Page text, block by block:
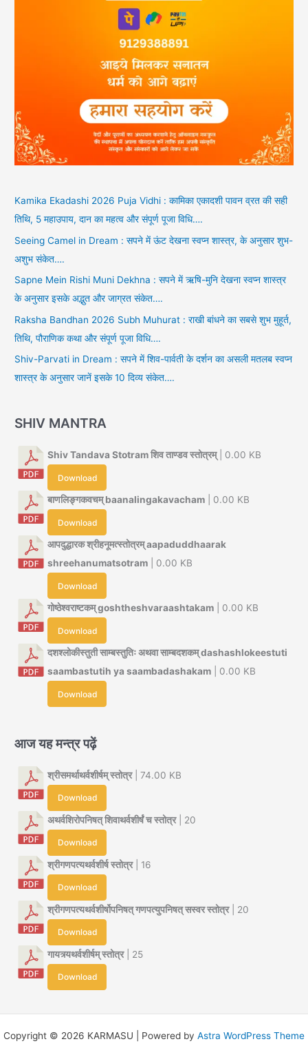
Kamika Ekadashi 2026 Puja Vidhi : कामिका एकादशी पावन व्रत की सही
तिथि, 5 महाउपाय, दान का महत्व और संपूर्ण पूजा विधि….
Seeing Camel in Dream : सपने में ऊंट देखना स्वप्न शास्त्र, के अनुसार शुभ-
अशुभ संकेत….
Sapne Mein Rishi Muni Dekhna : सपने में ऋषि-मुनि देखना स्वप्न शास्त्र
के अनुसार इसके अद्भुत और जाग्रत संकेत….
Raksha Bandhan 2026 Subh Muhurat : राखी बांधने का सबसे शुभ मुहूर्त,
तिथि, पौराणिक कथा और संपूर्ण पूजा विधि….
Shiv-Parvati in Dream : सपने में शिव-पार्वती के दर्शन का असली मतलब स्वप्न
शास्त्र के अनुसार जानें इसके 10 दिव्य संकेत….
SHIV MANTRA
Shiv Tandava Stotram शिव ताण्डव स्तोत्रम्| 0.00 KB
Download
बाणलिङ्गकवचम् baanalingakavacham | 0.00 KB
Download
आपदुद्धारक श्रीहनूमत्स्तोत्रम् aapaduddhaarak
shreehanumatsotram | 0.00 KB
Download
गोष्ठेश्वराष्टकम् goshtheshvaraashtakam | 0.00 KB
Download
दशश्लोकीस्तुती साम्बस्तुतिः अथवा साम्बदशकम् dashashlokeestuti
saambastutih ya saambadashakam | 0.00 KB
Download
आज यह मन्त्र पढ़ें
श्रीसमर्थाथर्वशीर्षम् स्तोत्र| 74.00 KB
Download
अथर्वशिरोपनिषत् शिवाथर्वशीर्षं च स्तोत्र| 20
Download
श्रीगणपत्यथर्वशीर्ष स्तोत्र| 16
Download
श्रीगणपत्यथर्वशीर्षोपनिषत् गणपत्युपनिषत् सस्वर स्तोत्र| 20
Download
गायत्र्यथर्वशीर्षम् स्तोत्र| 25
Download
Copyright © 2026 KARMASU | Powered by Astra WordPress Theme